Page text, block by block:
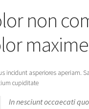
non
incidunt asperiores aperiam.
cupiditate
In nesciunt occaecati